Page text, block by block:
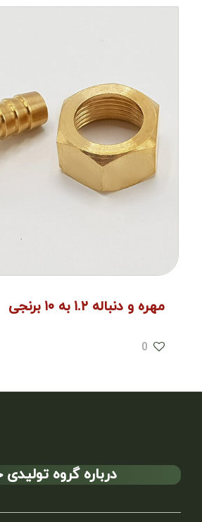
مهره و دنباله ۱.۲ به ۱۰ برنجی
0
درباره گروه